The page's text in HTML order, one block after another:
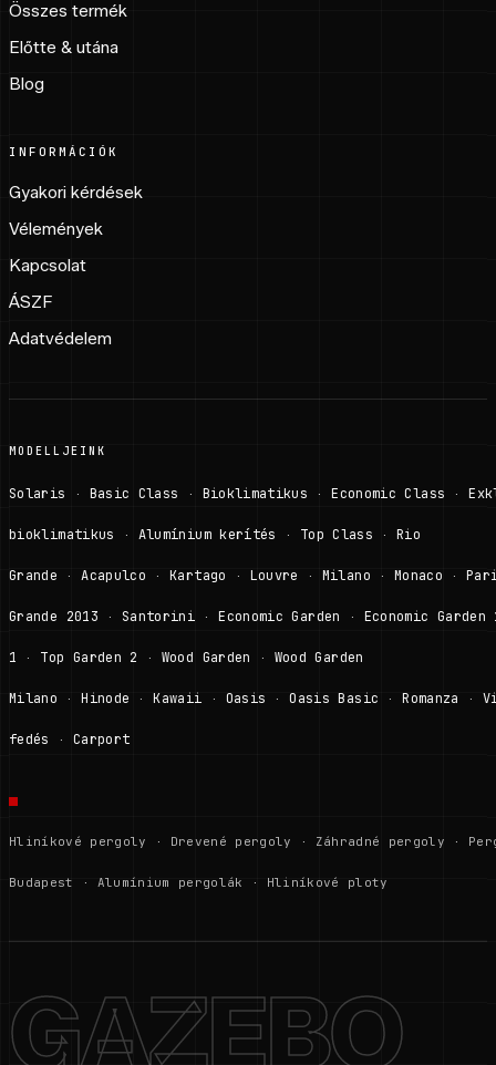
Összes termék
Előtte & utána
Blog
INFORMÁCIÓK
Gyakori kérdések
Vélemények
Kapcsolat
ÁSZF
Adatvédelem
MODELLJEINK
Solaris · Basic Class · Bioklimatikus · Economic Class ·
bioklimatikus · Alumínium kerítés · Top Class · Rio
Grande · Acapulco · Kartago · Louvre · Milano · Monaco ·
Grande 2013 · Santorini · Economic Garden · Economic Garden
1 · Top Garden 2 · Wood Garden · Wood Garden
Milano · Hinode · Kawaii · Oasis · Oasis Basic · Romanza ·
fedés · Carport
Hliníkové pergoly · Drevené pergoly · Záhradné pergoly ·
Budapest · Alumínium pergolák · Hliníkové ploty
GAZEBO